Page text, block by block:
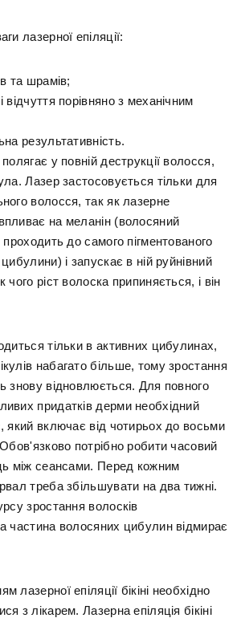
лазерної епіляції:
та шрамів;
відчуття порівняно з механічним
результативність.
у повній деструкції волосся,
Лазер застосовується тільки для
волосся, так як лазерне
на меланін (волосяний
проходить до самого пігментованого
і запускає в ній руйнівний
чого ріст волоска припиняється, і він
тільки в активних цибулинах,
набагато більше, тому зростання
знову відновлюється. Для повного
придатків дерми необхідний
який включає від чотирьох до восьми
потрібно робити часовий
між сеансами. Перед кожним
треба збільшувати на два тижні.
зростання волосків
частина волосяних цибулин відмирає
лазерної епіляції бікіні необхідно
з лікарем. Лазерна епіляція бікіні